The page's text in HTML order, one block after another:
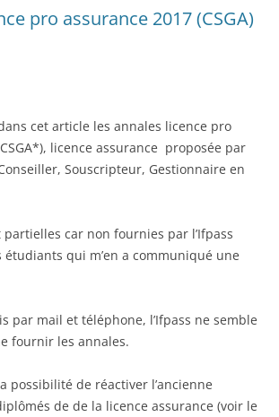
pro assurance 2017 (CSGA)
cet article les annales licence pro
licence assurance proposée par
Souscripteur, Gestionnaire en
partielles car non fournies par l’Ifpass
étudiants qui m’en a communiqué une
par mail et téléphone, l’Ifpass ne semble
fournir les annales.
possibilité de réactiver l’ancienne
de de la licence assurance (voir le